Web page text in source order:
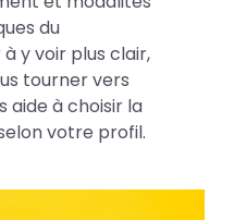
du
y voir plus clair,
tourner vers
aide à choisir la
votre profil.